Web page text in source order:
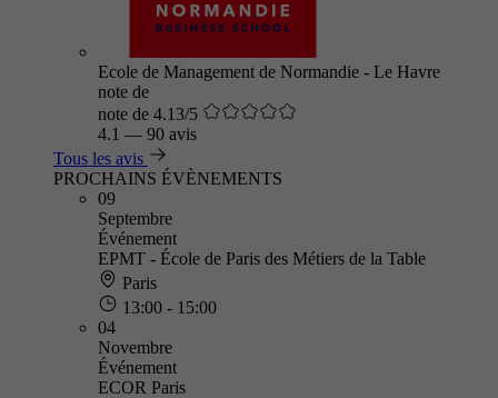
Ecole de Management de Normandie - Le Havre
note de
note de 4.13/5
4.1 — 90 avis
Tous les avis
PROCHAINS ÉVÈNEMENTS
09
Septembre
Événement
EPMT - École de Paris des Métiers de la Table
Paris
13:00 - 15:00
04
Novembre
Événement
ECOR Paris